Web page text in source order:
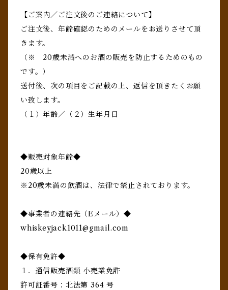
【ご案内／ご注文後のご連絡について】
ご注文後、年齢確認のためのメールをお送りさせて頂
きます。
（※ 20歳未満へのお酒の販売を防止するためのもの
です。）
送付後、次の項目をご記載の上、返信を頂きたくお願
い致します。
（１）年齢／（２）生年月日
◆販売対象年齢◆
20歳以上
※20歳未満の飲酒は、法律で禁止されております。
◆事業者の連絡先（Eメール）◆
whiskeyjack1011@gmail.com
◆保有免許◆
１．通信販売酒類 小売業免許
許可証番号：北法第 364 号